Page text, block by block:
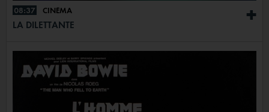
+
08:37 CINÉMA
LA DILETTANTE